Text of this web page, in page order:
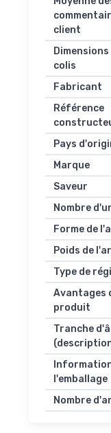
client
Dimensions
colis
Fabricant
Référence
Pays
Marque
Saveur
Nombre
Forme de
Poids de
Type de
Avantages
produit
Tranche
l'emballage
Nombre